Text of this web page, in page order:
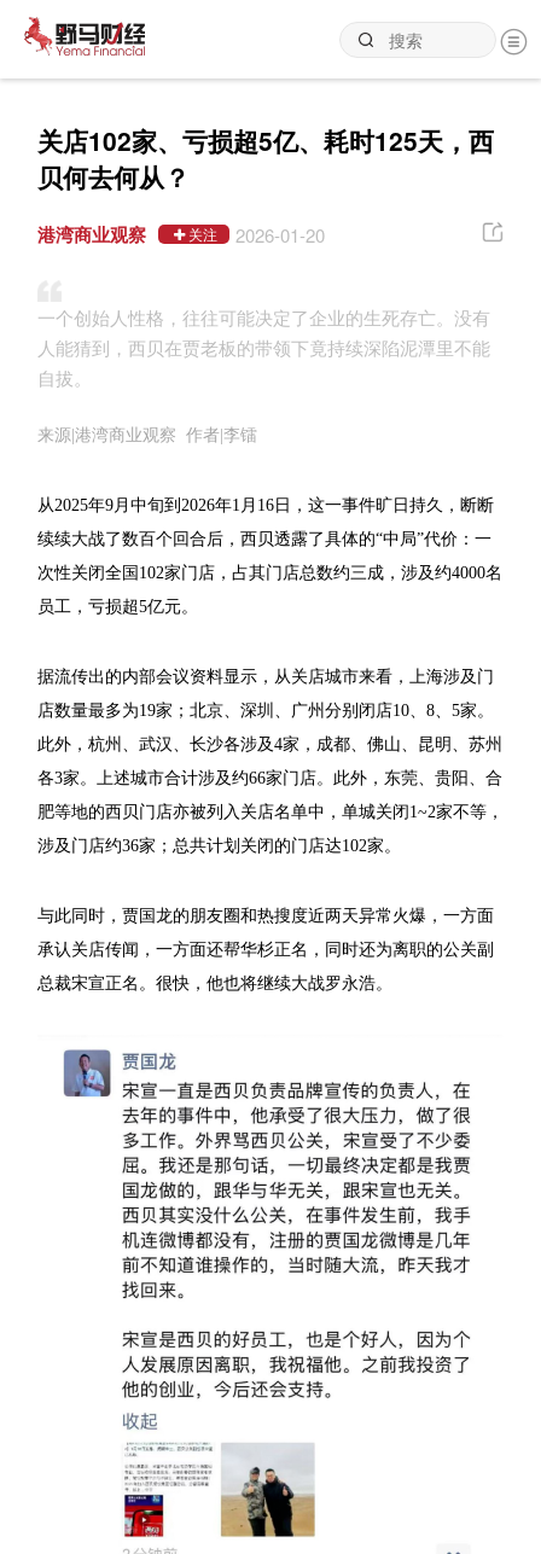
关店102家、亏损超5亿、耗时125天，西
贝何去何从？
港湾商业观察 关注 2026-01-20
一个创始人性格，往往可能决定了企业的生死存亡。没有
人能猜到，西贝在贾老板的带领下竟持续深陷泥潭里不能
自拔。
来源|港湾商业观察 作者|李镭
从2025年9月中旬到2026年1月16日，这一事件旷日持久，断断
续续大战了数百个回合后，西贝透露了具体的“中局”代价：一
次性关闭全国102家门店，占其门店总数约三成，涉及约4000名
员工，亏损超5亿元。
据流传出的内部会议资料显示，从关店城市来看，上海涉及门
店数量最多为19家；北京、深圳、广州分别闭店10、8、5家。
此外，杭州、武汉、长沙各涉及4家，成都、佛山、昆明、苏州
各3家。上述城市合计涉及约66家门店。此外，东莞、贵阳、合
肥等地的西贝门店亦被列入关店名单中，单城关闭1~2家不等，
涉及门店约36家；总共计划关闭的门店达102家。
与此同时，贾国龙的朋友圈和热搜度近两天异常火爆，一方面
承认关店传闻，一方面还帮华杉正名，同时还为离职的公关副
总裁宋宣正名。很快，他也将继续大战罗永浩。